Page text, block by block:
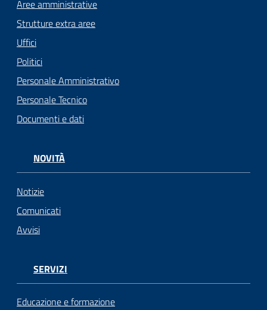
Aree amministrative
Strutture extra aree
Uffici
Politici
Personale Amministrativo
Personale Tecnico
Documenti e dati
NOVITÀ
Notizie
Comunicati
Avvisi
SERVIZI
Educazione e formazione